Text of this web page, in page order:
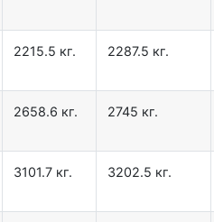
2215.5 кг. 2287.5 кг.
2658.6 кг. 2745 кг.
3101.7 кг. 3202.5 кг.